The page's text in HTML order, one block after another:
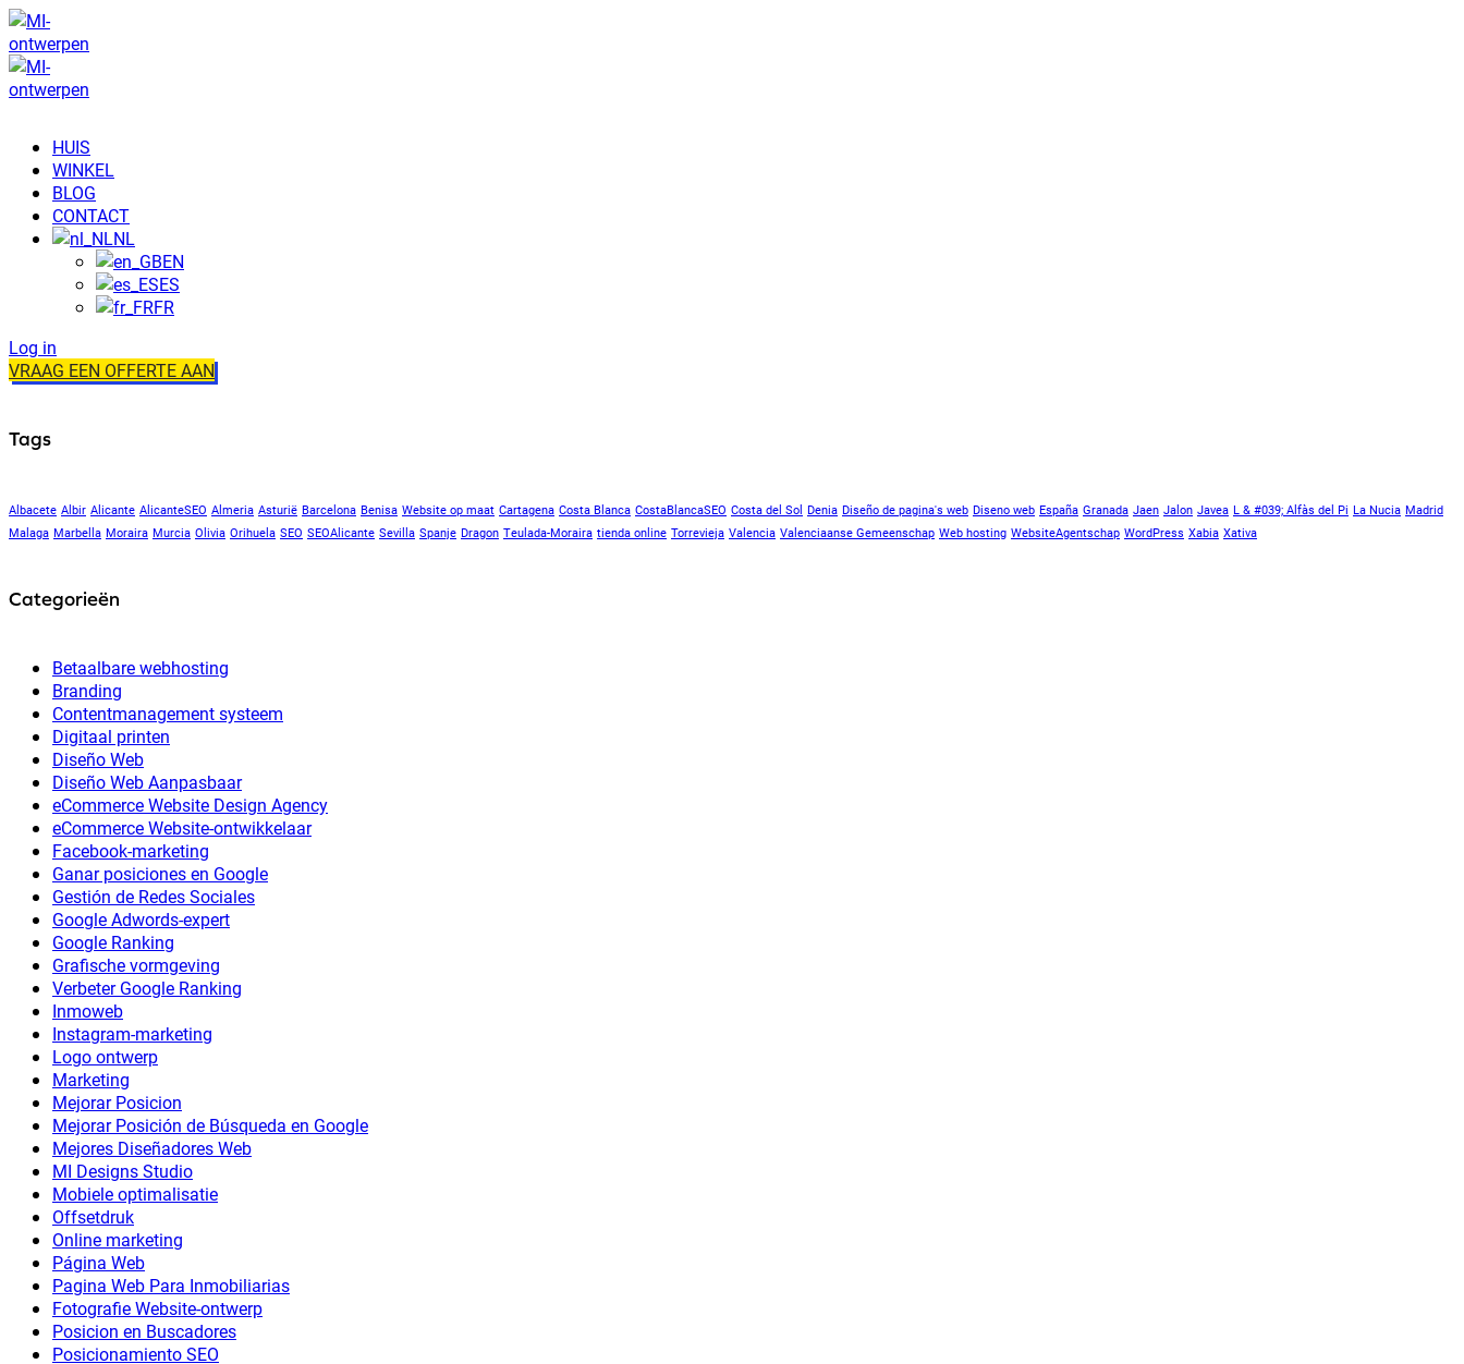
HUIS
WINKEL
BLOG
CONTACT
NL
EN
ES
FR
Log in
VRAAG EEN OFFERTE AAN
Tags
Albacete Albir Alicante AlicanteSEO Almeria Asturië Barcelona Benisa Website op maat Cartagena Costa Blanca CostaBlancaSEO Costa del Sol Denia Diseño de pagina's web Diseno web España Granada Jaen Jalon Javea L & #039; Alfàs del Pi La Nucia Madrid
Malaga Marbella Moraira Murcia Olivia Orihuela SEO SEOAlicante Sevilla Spanje Dragon Teulada-Moraira tienda online Torrevieja Valencia Valenciaanse Gemeenschap Web hosting WebsiteAgentschap WordPress Xabia Xativa
Categorieën
Betaalbare webhosting
Branding
Contentmanagement systeem
Digitaal printen
Diseño Web
Diseño Web Aanpasbaar
eCommerce Website Design Agency
eCommerce Website-ontwikkelaar
Facebook-marketing
Ganar posiciones en Google
Gestión de Redes Sociales
Google Adwords-expert
Google Ranking
Grafische vormgeving
Verbeter Google Ranking
Inmoweb
Instagram-marketing
Logo ontwerp
Marketing
Mejorar Posicion
Mejorar Posición de Búsqueda en Google
Mejores Diseñadores Web
MI Designs Studio
Mobiele optimalisatie
Offsetdruk
Online marketing
Página Web
Pagina Web Para Inmobiliarias
Fotografie Website-ontwerp
Posicion en Buscadores
Posicionamiento SEO